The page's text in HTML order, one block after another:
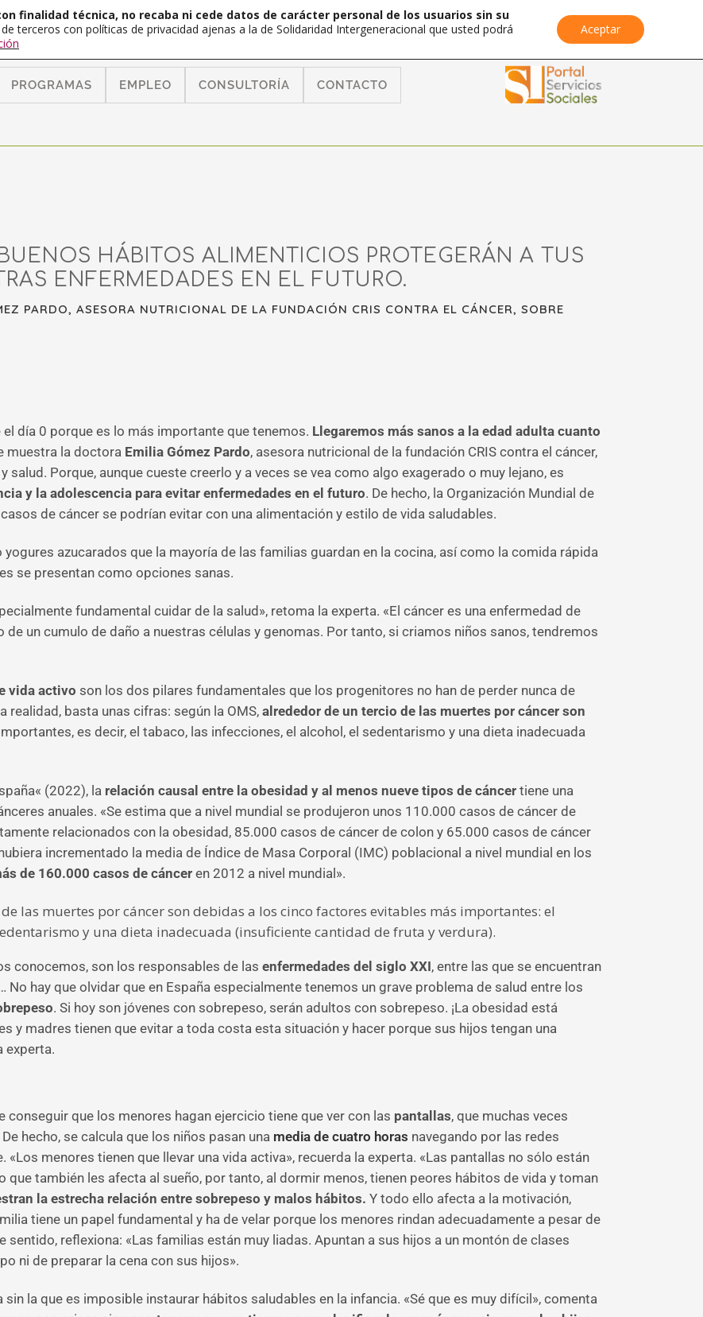
PROGRAMAS EMPLEO CONSULTORÍA CONTACTO
HÁBITOS ALIMENTICIOS PROTEGERÁN A TUS
ENFERMEDADES EN EL FUTURO.
PARDO, ASESORA NUTRICIONAL DE LA FUNDACIÓN CRIS CONTRA EL CÁNCER, SOBRE
día 0 porque es lo más importante que tenemos. Llegaremos más sanos a la edad adulta cuanto
muestra la doctora Emilia Gómez Pardo, asesora nutricional de la fundación CRIS contra el cáncer,
salud. Porque, aunque cueste creerlo y a veces se vea como algo exagerado o muy lejano, es
y la adolescencia para evitar enfermedades en el futuro. De hecho, la Organización Mundial de
de cáncer se podrían evitar con una alimentación y estilo de vida saludables.
azucarados que la mayoría de las familias guardan en la cocina, así como la comida rápida
se presentan como opciones sanas.
fundamental cuidar de la salud», retoma la experta. «El cáncer es una enfermedad de
de un cumulo de daño a nuestras células y genomas. Por tanto, si criamos niños sanos, tendremos
vida activo son los dos pilares fundamentales que los progenitores no han de perder nunca de
basta unas cifras: según la OMS,alrededor de un tercio de las muertes por cáncer son
es decir, el tabaco, las infecciones, el alcohol, el sedentarismo y una dieta inadecuada
(2022), la relación causal entre la obesidad y al menos nueve tipos de cáncer tiene una
anuales. «Se estima que a nivel mundial se produjeron unos 110.000 casos de cáncer de
relacionados con la obesidad, 85.000 casos de cáncer de colon y 65.000 casos de cáncer
incrementado la media de Índice de Masa Corporal (IMC) poblacional a nivel mundial en los
de 160.000 casos de cánceren 2012 a nivel mundial».
las muertes por cáncer son debidas a los cinco factores evitables más importantes: el
y una dieta inadecuada (insuficiente cantidad de fruta y verdura).
conocemos, son los responsables de las enfermedades del siglo XXI, entre las que se encuentran
hay que olvidar que en España especialmente tenemos un grave problema de salud entre los
. Si hoy son jóvenes con sobrepeso, serán adultos con sobrepeso. ¡La obesidad está
y madres tienen que evitar a toda costa esta situación y hacer porque sus hijos tengan una
experta.
que los menores hagan ejercicio tiene que ver con las pantallas, que muchas veces
hecho, se calcula que los niños pasan una media de cuatro horas navegando por las redes
«Los menores tienen que llevar una vida activa», recuerda la experta. «Las pantallas no sólo están
que también les afecta al sueño, por tanto, al dormir menos, tienen peores hábitos de vida y toman
la estrecha relación entre sobrepeso y malos hábitos. Y todo ello afecta a la motivación,
tiene un papel fundamental y ha de velar porque los menores rindan adecuadamente a pesar de
sentido, reflexiona: «Las familias están muy liadas. Apuntan a sus hijos a un montón de clases
ni de preparar la cena con sus hijos».
sin la que es imposible instaurar hábitos saludables en la infancia. «Sé que es muy difícil», comenta
finalidad técnica, no recaba ni cede datos de carácter personal de los usuarios sin su
terceros con políticas de privacidad ajenas a la de Solidaridad Intergeneracional que usted podrá
Aceptar